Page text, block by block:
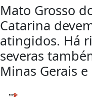
Mato Grosso
Catarina
atingidos. Há
severas
Minas Gerais